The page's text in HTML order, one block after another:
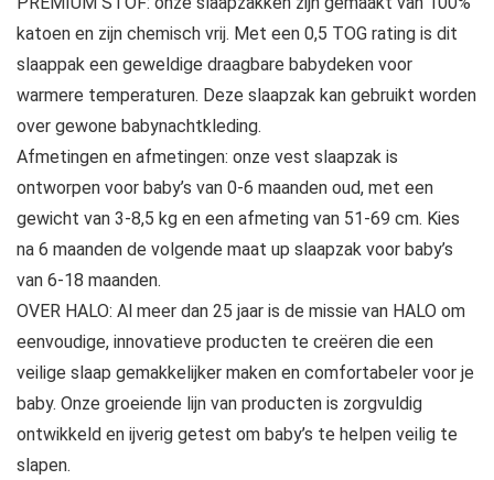
katoen en zijn chemisch vrij. Met een 0,5 TOG rating is dit
slaappak een geweldige draagbare babydeken voor
warmere temperaturen. Deze slaapzak kan gebruikt worden
over gewone babynachtkleding.
Afmetingen en afmetingen: onze vest slaapzak is
ontworpen voor baby’s van 0-6 maanden oud, met een
gewicht van 3-8,5 kg en een afmeting van 51-69 cm. Kies
na 6 maanden de volgende maat up slaapzak voor baby’s
van 6-18 maanden.
OVER HALO: Al meer dan 25 jaar is de missie van HALO om
eenvoudige, innovatieve producten te creëren die een
veilige slaap gemakkelijker maken en comfortabeler voor je
baby. Onze groeiende lijn van producten is zorgvuldig
ontwikkeld en ijverig getest om baby’s te helpen veilig te
slapen.